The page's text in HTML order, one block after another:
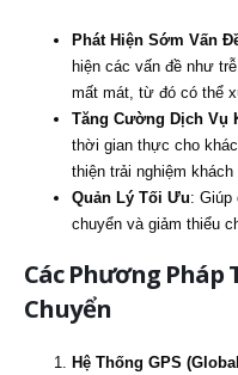
Phát Hiện Sớm Vấn
hiện các vấn đề như
mất mát, từ đó có thể
Tăng Cường Dịch Vụ
thời gian thực cho
thiện trải nghiệm khách
Quản Lý Tối Ưu: Giúp
chuyển và giảm thiểu
Các Phương Pháp
Chuyển
Hệ Thống GPS